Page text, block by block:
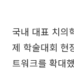
국내 대표 치의
제 학술대회 현
트워크를 확대